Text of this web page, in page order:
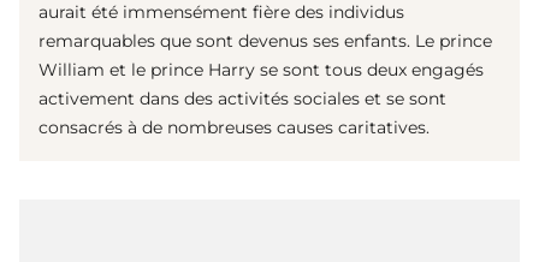
aurait été immensément fière des individus
remarquables que sont devenus ses enfants. Le prince
William et le prince Harry se sont tous deux engagés
activement dans des activités sociales et se sont
consacrés à de nombreuses causes caritatives.